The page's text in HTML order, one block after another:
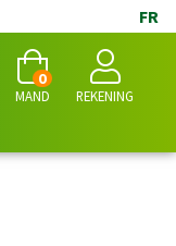
FR
MAND
0
REKENING